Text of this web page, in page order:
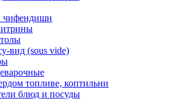
вид (sous vide)
топливе, коптильни
блюд и посуды